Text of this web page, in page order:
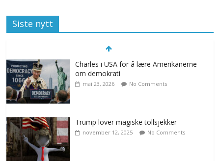
Siste nytt
Charles i USA for å lære Amerikanerne
om demokrati
mai 23, 2026 No Comments
Trump lover magiske tollsjekker
november 12, 2025 No Comments